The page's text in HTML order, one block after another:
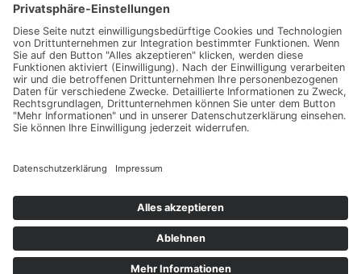
Widerstandskraft für Ihr Zuhause
Wie eine Versickerungsanlage Ihren Garten nachhaltig schützt –
Schritt für Schritt erklärt
Mit einem Glas-Terrassendach den Sommer verlängern
Schlagwörter
Copyright © 2026 Traum Haus Garten
Datenschutz
Impressum